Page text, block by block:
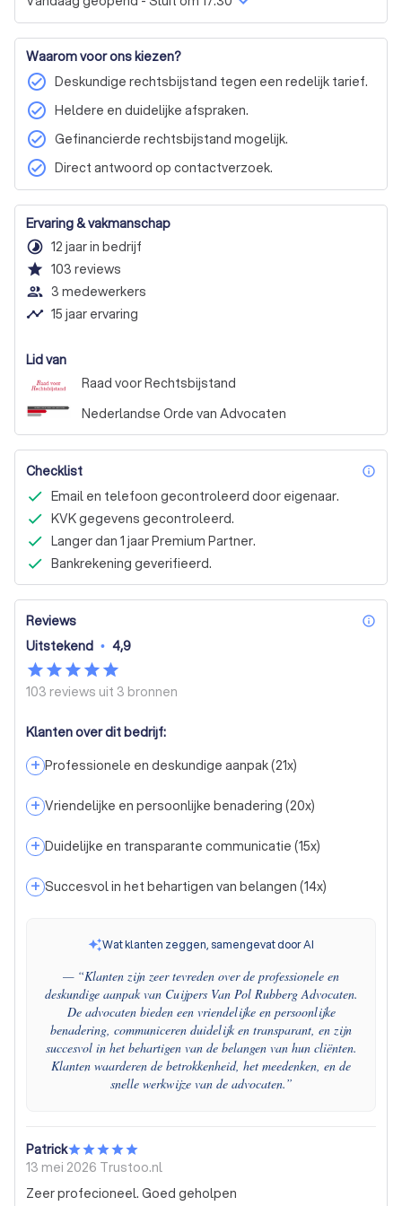
personnel)
Waarom voor ons kiezen?
check_circle Deskundige rechtsbijstand tegen een redelijk tarief.
check_circle Heldere en duidelijke afspraken.
check_circle Gefinancierde rechtsbijstand mogelijk.
check_circle Direct antwoord op contactverzoek.
Ervaring & vakmanschap
timelapse 12 jaar in bedrijf
star 103 reviews
people_outline 3 medewerkers
timeline 15 jaar ervaring
Lid van
Raad voor Rechtsbijstand
Nederlandse Orde van Advocaten
Checklist
Email en telefoon gecontroleerd door eigenaar.
KVK gegevens gecontroleerd.
Langer dan 1 jaar Premium Partner.
Bankrekening geverifieerd.
Reviews
Uitstekend • 4,9
103 reviews uit 3 bronnen
Klanten over dit bedrijf:
+ Professionele en deskundige aanpak(21x)
+ Vriendelijke en persoonlijke benadering (20x)
+ Duidelijke en transparante communicatie (15x)
+ Succesvol in het behartigen van belangen (14x)
Wat klanten zeggen, samengevat door AI
— “Klanten zijn zeer tevreden over de professionele en
deskundige aanpak van Cuijpers Van Pol Rubberg Advocaten.
De advocaten bieden een vriendelijke en persoonlijke
benadering, communiceren duidelijk en transparant, en zijn
succesvol in het behartigen van de belangen van hun cliënten.
Klanten waarderen de betrokkenheid, het meedenken, en de
snelle werkwijze van de advocaten.”
Patrick
13 mei 2026 Trustoo.nl
Zeer profecioneel. Goed geholpen